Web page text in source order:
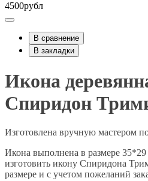
4500рубл
В сравнение
В закладки
Икона
Спиридон
Изготовлена вручную мастером
Икона выполнена в размере
изготовить икону Спиридона
размере и с учетом пожеланий